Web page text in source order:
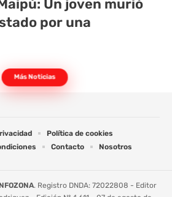
Un joven murió
por una
Más Noticias
Política de cookies
Contacto Nosotros
. Registro DNDA: 72022808 - Editor